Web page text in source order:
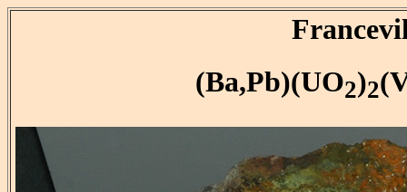
(Ba,Pb)(UO2)2